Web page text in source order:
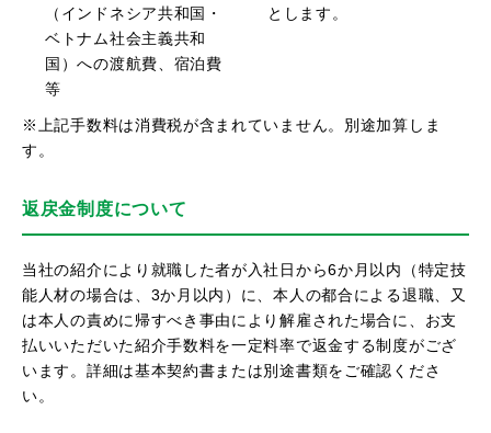
（インドネシア共和国・
ベトナム社会主義共和
国）への渡航費、宿泊費
等
とします。
※上記手数料は消費税が含まれていません。別途加算しま
す。
返戻金制度について
当社の紹介により就職した者が入社日から6か月以内（特定技
能人材の場合は、3か月以内）に、本人の都合による退職、又
は本人の責めに帰すべき事由により解雇された場合に、お支
払いいただいた紹介手数料を一定料率で返金する制度がござ
います。詳細は基本契約書または別途書類をご確認くださ
い。